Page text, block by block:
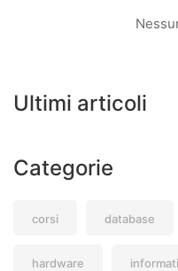
Ultimi articoli
Categorie
corsi database
hardware